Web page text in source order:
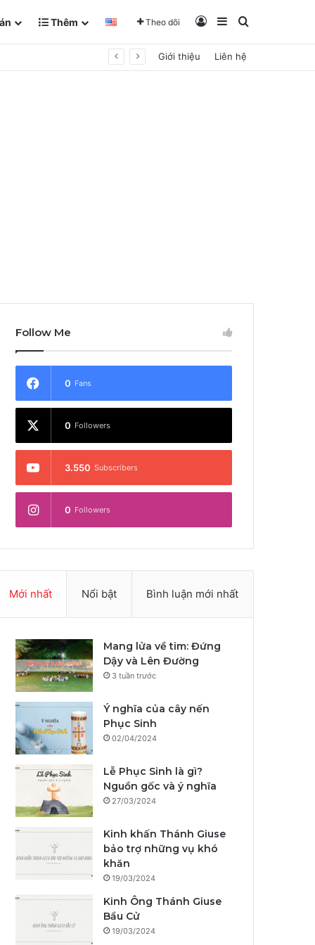
Thêm Theo dõi Đăng Nhập
SidebarTìm kiếm
Giới thiệu Liên hệ
Follow Me
0 Fans
0 Followers
3.550 Subscribers
0 Followers
Mới nhất Nổi bật Bình luận mới nhất
Mang lửa về tim: Đứng
Dậy và Lên Đường
3 tuần trước
Ý nghĩa của cây nến
Phục Sinh
02/04/2024
Lễ Phục Sinh là gì?
Nguồn gốc và ý nghĩa
27/03/2024
Kinh khấn Thánh Giuse
bảo trợ những vụ khó
khăn
19/03/2024
Kinh Ông Thánh Giuse
Bầu Cử
19/03/2024